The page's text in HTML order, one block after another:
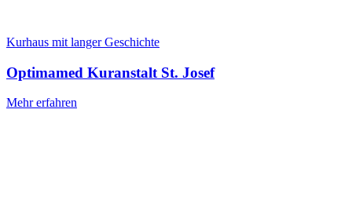
Kurhaus mit langer Geschichte
Optimamed Kuranstalt St. Josef
Mehr erfahren